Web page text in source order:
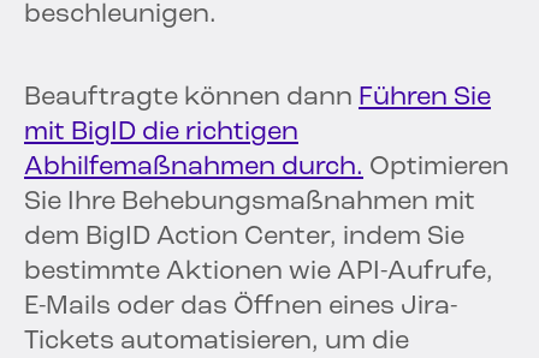
beschleunigen.
Beauftragte können dann Führen Sie
mit BigID die richtigen
Abhilfemaßnahmen durch. Optimieren
Sie Ihre Behebungsmaßnahmen mit
dem BigID Action Center, indem Sie
bestimmte Aktionen wie API-Aufrufe,
E-Mails oder das Öffnen eines Jira-
Tickets automatisieren, um die